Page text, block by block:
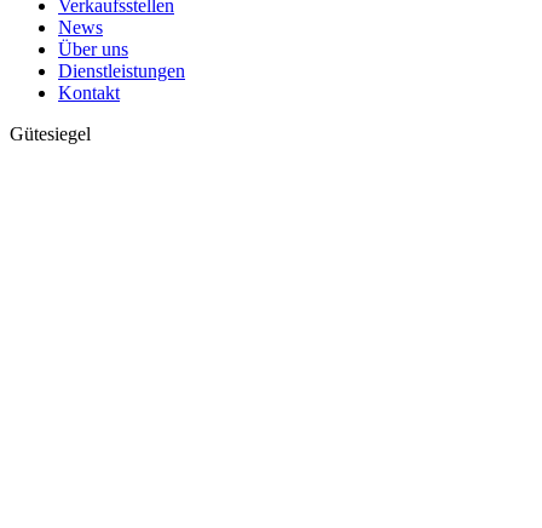
Verkaufsstellen
News
Über uns
Dienstleistungen
Kontakt
Gütesiegel